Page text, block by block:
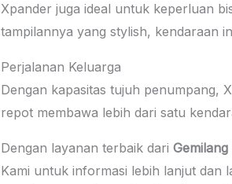
Xpander juga ideal untuk keperluan
tampilannya yang stylish, kendaraan
Perjalanan Keluarga
Dengan kapasitas tujuh penumpang,
repot membawa lebih dari satu
Dengan layanan terbaik dari Gemilang
Kami untuk informasi lebih lanjut dan